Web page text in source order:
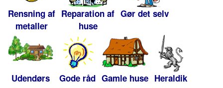
Rensning af
metaller
Reparation af
huse
Gør det selv
Udendørs Gode råd Gamle huse Heraldik